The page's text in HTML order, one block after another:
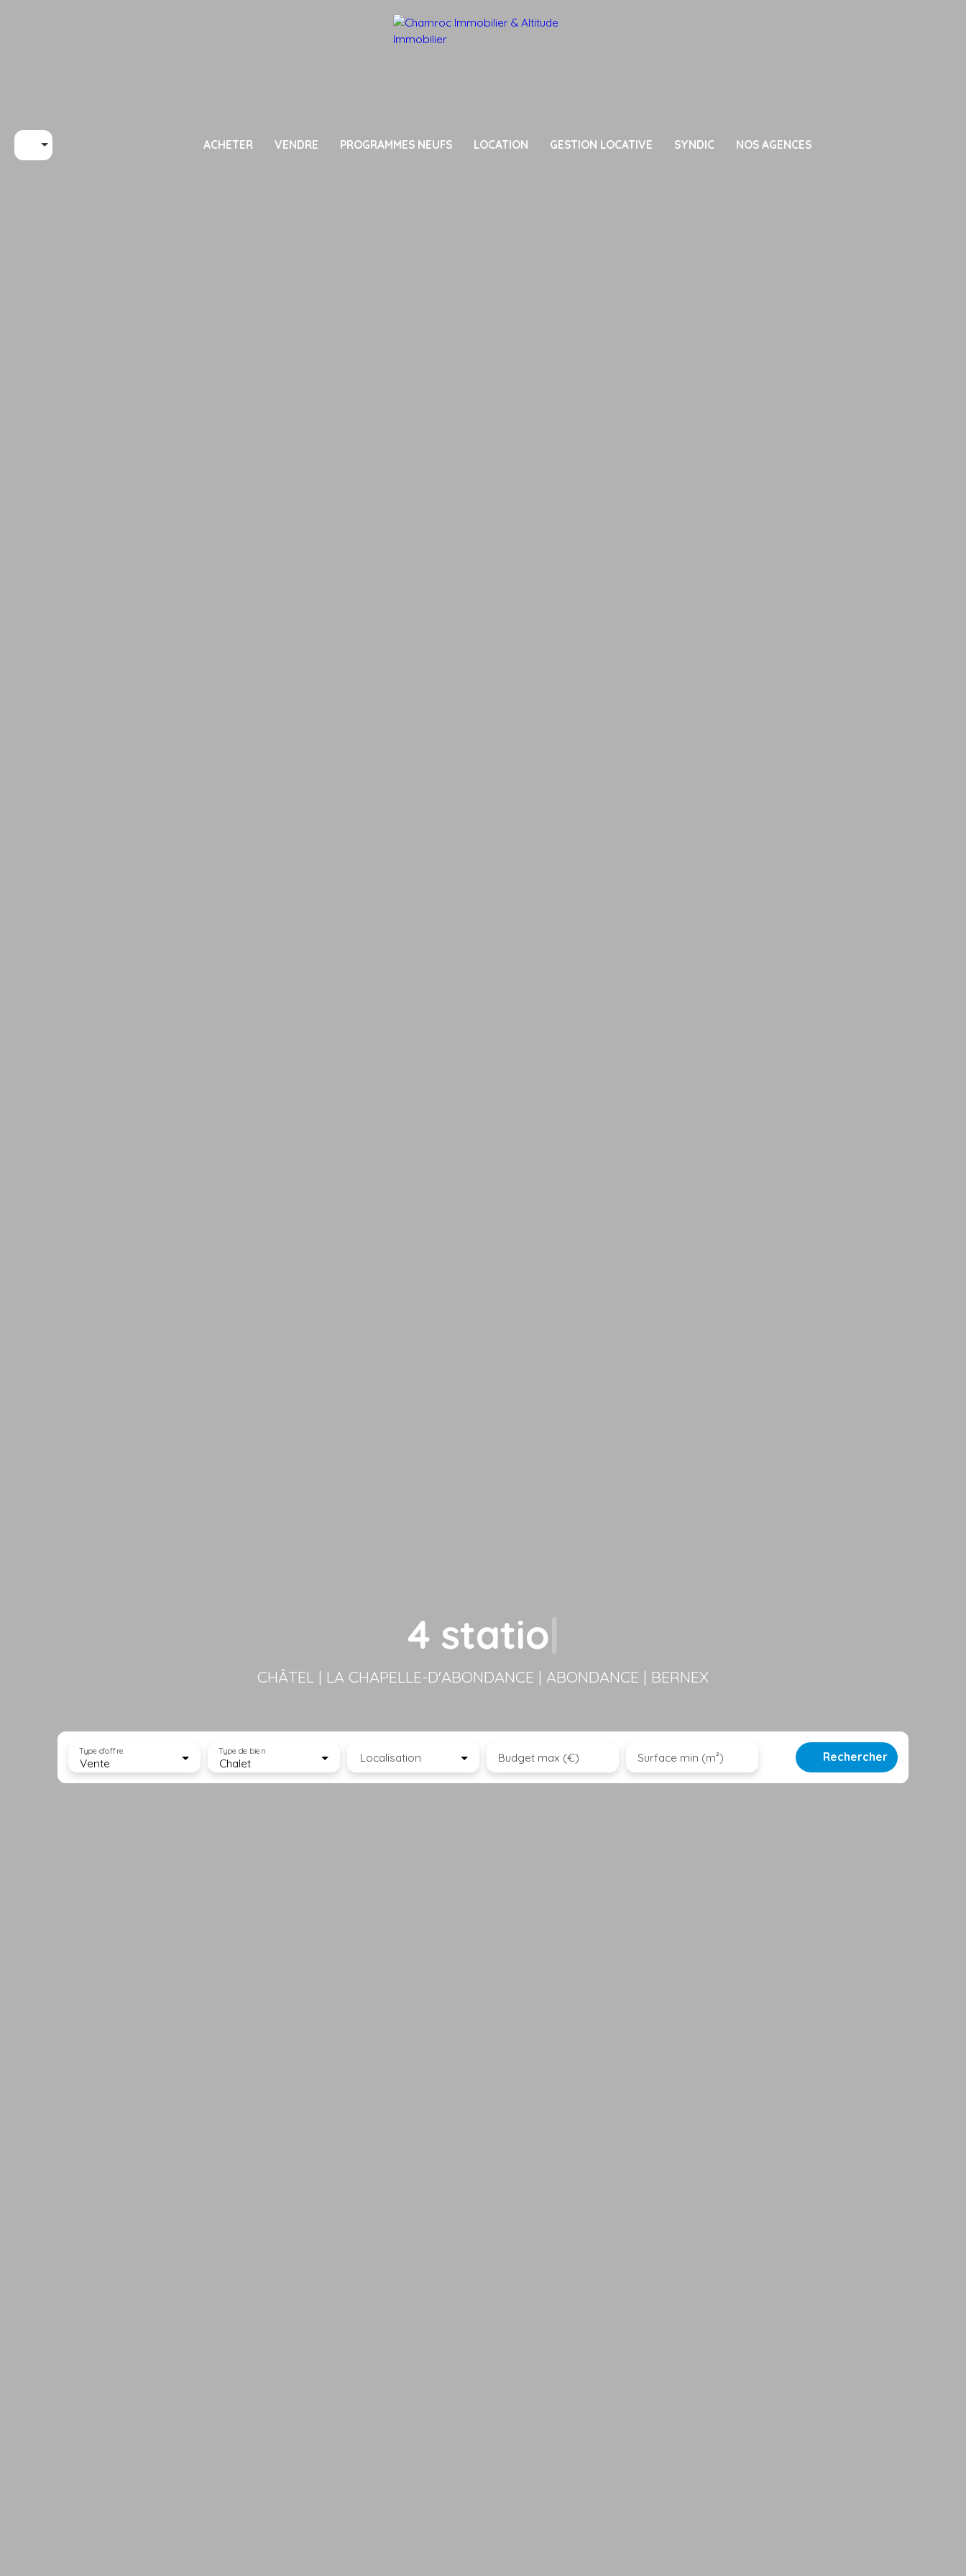
ACHETER VENDRE PROGRAMMES NEUFS LOCATION GESTION LOCATIVE SYNDIC NOS AGENCES
4 stations
CHÂTEL | LA CHAPELLE-D'ABONDANCE | ABONDANCE | BERNEX
Vente
Type d'offre
Chalet
Type de bien Localisation Budget max (€) Surface min (m²) Rechercher